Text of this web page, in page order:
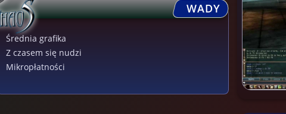
WADY
Średnia grafika
Z czasem się nudzi
Mikropłatności